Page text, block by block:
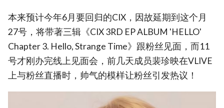
本来预计今年6月要回归的CIX，因故延期到这个月
27号，将带著三辑《CIX 3RD EP ALBUM 'HELLO'
Chapter 3. Hello, Strange Time》跟粉丝见面，而11
号才刚办完线上见面会，前几天成员裴珍映在VLIVE
上与粉丝直播时，帅气的模样让粉丝引发热议！